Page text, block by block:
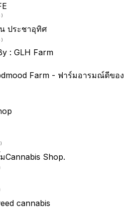
)
ประชาอุทิศ
)
: GLH Farm
Farm - ฟาร์มอารมณ์ดีของ
Shop.
cannabis